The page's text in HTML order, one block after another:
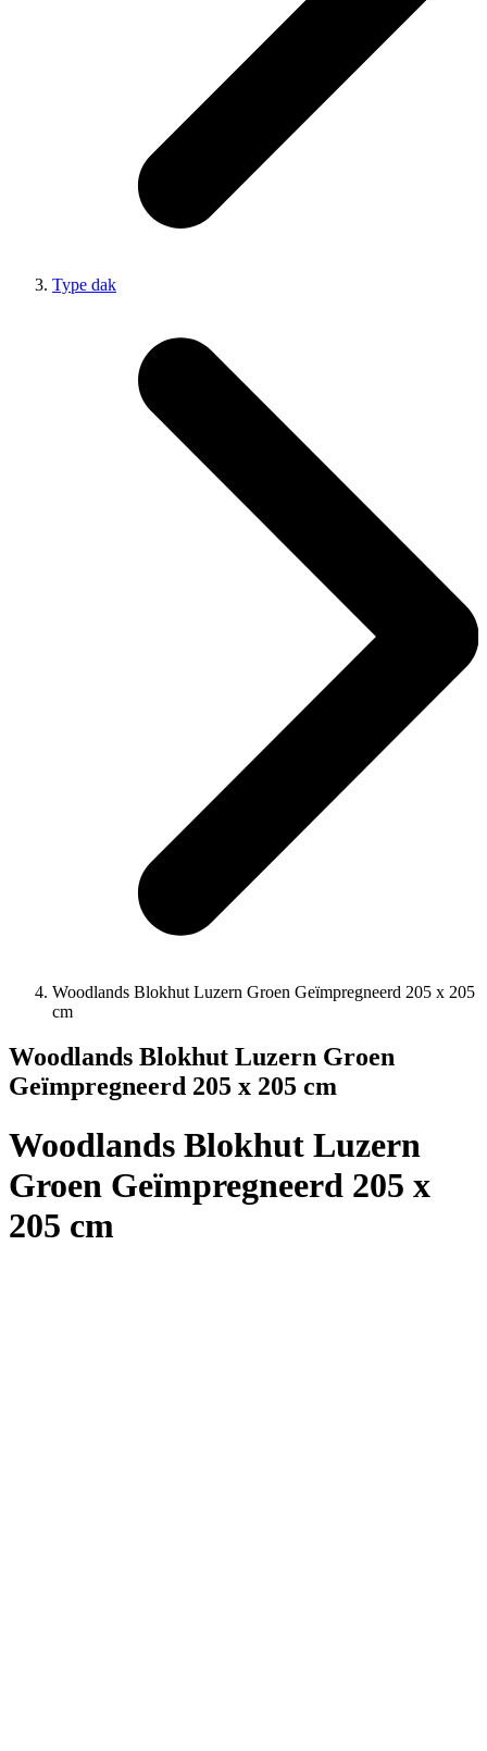
Type dak
Woodlands Blokhut Luzern Groen Geïmpregneerd 205 x 205
cm
Woodlands Blokhut Luzern Groen
Geïmpregneerd 205 x 205 cm
Woodlands Blokhut Luzern
Groen Geïmpregneerd 205 x
205 cm